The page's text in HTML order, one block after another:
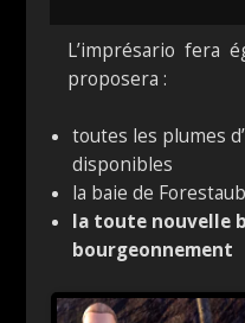
L’imprésario fera
proposera :
toutes les plumes
disponibles
la baie de
la toute nouvelle
bourgeonnement